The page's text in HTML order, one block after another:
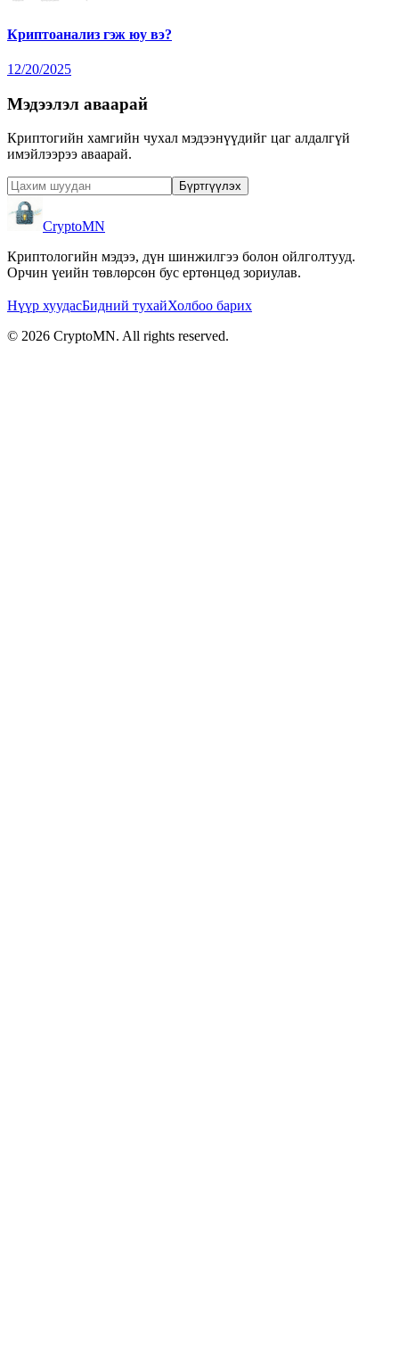
Криптоанализ гэж юу вэ?
12/20/2025
Мэдээлэл аваарай
Криптогийн хамгийн чухал мэдээнүүдийг цаг алдалгүй
имэйлээрээ аваарай.
Бүртгүүлэх
CryptoMN
Криптологийн мэдээ, дүн шинжилгээ болон ойлголтууд.
Орчин үеийн төвлөрсөн бус ертөнцөд зориулав.
Нүүр хуудасБидний тухайХолбоо барих
© 2026 CryptoMN. All rights reserved.